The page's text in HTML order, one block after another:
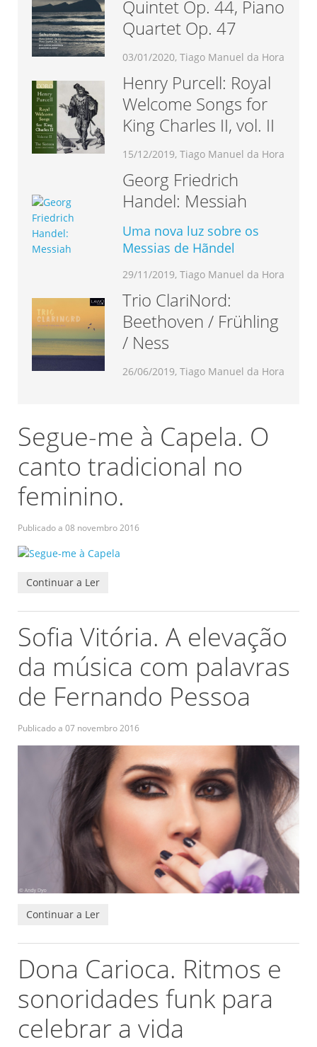
Quintet Op. 44, Piano
Quartet Op. 47
03/01/2020, Tiago Manuel da Hora
Henry Purcell: Royal
Welcome Songs for
King Charles II, vol. II
15/12/2019, Tiago Manuel da Hora
Georg Friedrich
Handel: Messiah
Uma nova luz sobre os
Messias de Hãndel
29/11/2019, Tiago Manuel da Hora
Trio ClariNord:
Beethoven / Frühling
/ Ness
26/06/2019, Tiago Manuel da Hora
Segue-me à Capela. O
canto tradicional no
feminino.
Publicado a 08 novembro 2016
Continuar a Ler
Sofia Vitória. A elevação
da música com palavras
de Fernando Pessoa
Publicado a 07 novembro 2016
Continuar a Ler
Dona Carioca. Ritmos e
sonoridades funk para
celebrar a vida